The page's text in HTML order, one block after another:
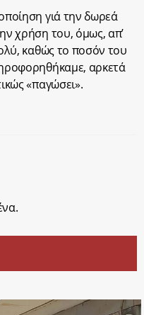
γιά την δωρεά
χρήση του, όμως, απ’
καθώς το ποσόν του
αρκετά
«παγώσει».